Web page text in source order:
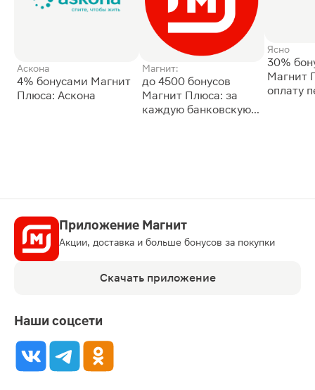
Аскона
4% бонусами Магнит
Плюса: Аскона
Магнит:
до 4500 бонусов
Магнит Плюса: за
каждую банковскую
Ясно
30%
Магнит
оплату
Приложение Магнит
Акции, доставка и больше бонусов за покупки
Скачать приложение
Наши соцсети